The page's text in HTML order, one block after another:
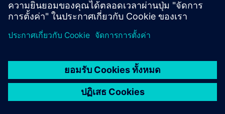
ประกาศเกี่ยวกับคุกกี้
เงื่อนไขการใช้งาน
ไอดีดิจิทัล